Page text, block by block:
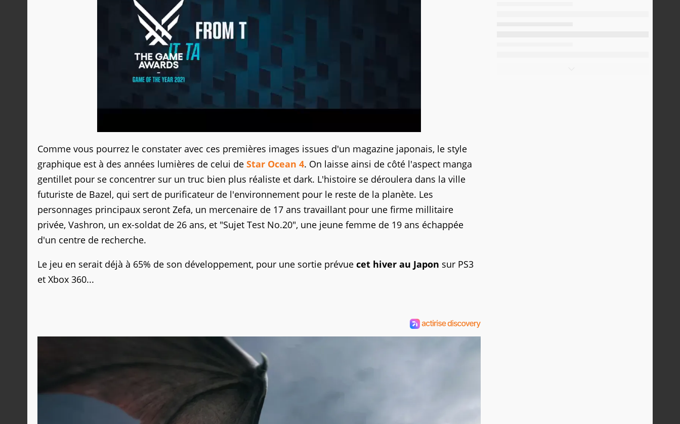
Comme vous pourrez le constater avec ces premières images issues d'un magazine japonais, le style
graphique est à des années lumières de celui de Star Ocean 4. On laisse ainsi de côté l'aspect manga
gentillet pour se concentrer sur un truc bien plus réaliste et dark. L'histoire se déroulera dans la ville
futuriste de Bazel, qui sert de purificateur de l'environnement pour le reste de la planète. Les
personnages principaux seront Zefa, un mercenaire de 17 ans travaillant pour une firme millitaire
privée, Vashron, un ex-soldat de 26 ans, et "Sujet Test No.20", une jeune femme de 19 ans échappée
d'un centre de recherche.
Le jeu en serait déjà à 65% de son développement, pour une sortie prévue cet hiver au Japon sur PS3
et Xbox 360...